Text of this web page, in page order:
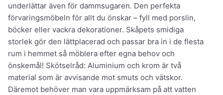
underlättar även för dammsugaren. Den perfekta
förvaringsmöbeln för allt du önskar – fyll med porslin,
böcker eller vackra dekorationer. Skåpets smidiga
storlek gör den lättplacerad och passar bra in i de flesta
rum i hemmet så möblera efter egna behov och
önskemål! Skötselråd: Aluminium och krom är två
material som är avvisande mot smuts och vätskor.
Däremot behöver man vara uppmärksam på att vatten